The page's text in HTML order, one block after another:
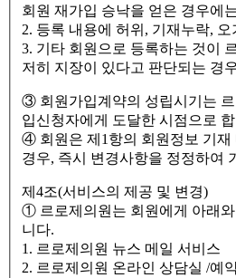
회원 재가입 승낙을 얻은 경우에
2. 등록 내용에 허위, 기재누락,
3. 기타 회원으로 등록하는 것이
저히 지장이 있다고 판단되는 경
③ 회원가입계약의 성립시기는
입신청자에게 도달한 시점으로
④ 회원은 제1항의 회원정보 기재
경우, 즉시 변경사항을 정정하여
제4조(서비스의 제공 및 변경)
① 르로제의원는 회원에게 아래
니다.
1. 르로제의원 뉴스 메일 서비스
2. 르로제의원 온라인 상담실 /예